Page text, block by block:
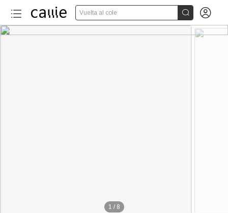
Vuelta al cole  
1 / 8